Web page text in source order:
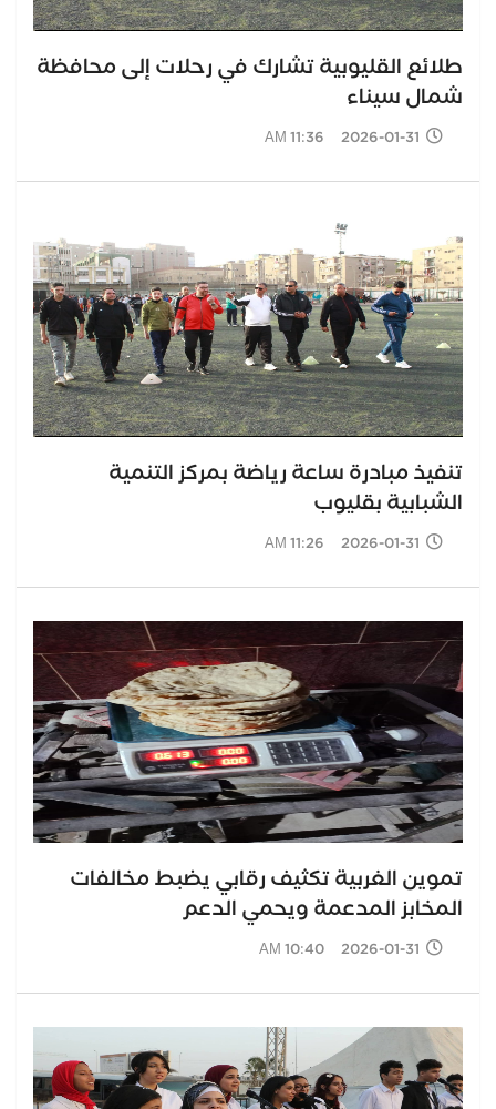
طلائع القليوبية تشارك في رحلات إلى محافظة
شمال سيناء
2026-01-31 11:36 AM
تنفيذ مبادرة ساعة رياضة بمركز التنمية
الشبابية بقليوب
2026-01-31 11:26 AM
تموين الغربية تكثيف رقابي يضبط مخالفات
المخابز المدعمة ويحمي الدعم
2026-01-31 10:40 AM